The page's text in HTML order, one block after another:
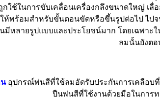
ใช้ในการขับเคลื่อนเครื่องกลึงขนาดใหญ่ เ
ให้พร้อมสำหรับขั้นตอนขัดหรือขึ้นรูปต่อไป ไป
มีหลายรูปแบบและประโยชน์มาก โดยเฉพาะ
ลมนั้นยังตอ
อุปกรณ์พ่นสีที่ใช้ลมอัดรับประกันการเคลือบ
ปืนพ่นสีที่ใช้งานด้วยมือในการ